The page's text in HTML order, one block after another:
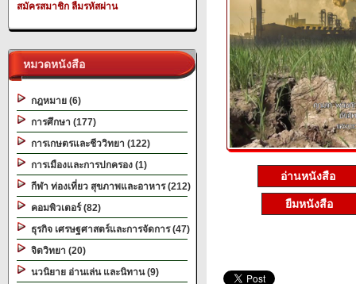
สมัครสมาชิก ลืมรหัสผ่าน
หมวดหนังสือ
กฎหมาย (6)
การศึกษา (177)
การเกษตรและชีววิทยา (122)
การเมืองและการปกครอง (1)
กีฬา ท่องเที่ยว สุขภาพและอาหาร (212)
คอมพิวเตอร์ (82)
ธุรกิจ เศรษฐศาสตร์และการจัดการ (47)
จิตวิทยา (20)
นวนิยาย อ่านเล่น และนิทาน (9)
อ่านหนังสือ
ยืมหนังสือ